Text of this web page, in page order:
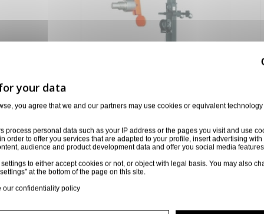
PIED A TREUIL 250KG MAX 5.50 METRES ASD
ALT550
you agree that we and our partners may use cookies or equivalent
process personal data such as your IP address or the pages you visit and use
order to offer you services that are adapted to your profile, insert advertising
audience and product development data and offer you social media
to either accept cookies or not, or object with legal basis. You may also
at the bottom of the page on this site.
our confidentiality policy